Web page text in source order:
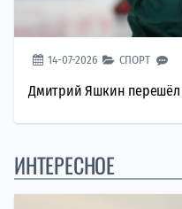
14-07-2026 СПОРТ
Дмитрий Яшкин перешёл
ИНТЕРЕСНОЕ